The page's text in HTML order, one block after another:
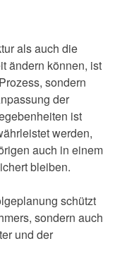
als auch die
ändern können, ist
sondern
der
ist
werden,
auch in einem
bleiben.
schützt
sondern auch
und der